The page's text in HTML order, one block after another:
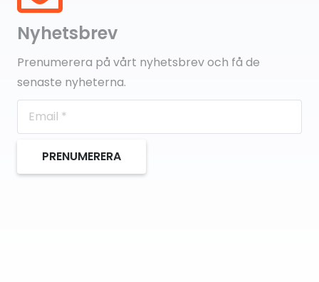
Nyhetsbrev
Prenumerera på vårt nyhetsbrev och få de
senaste nyheterna.
PRENUMERERA